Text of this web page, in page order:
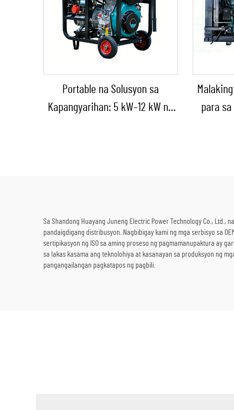
Portable na Solusyon sa
Kapangyarihan: 5 kW–12 kW na
para sa
Sa Shandong Huayang Juneng Electric Power Technology Co.,
pandaigdigang distribusyon. Nagbibigay kami ng mga serbisyo sa
sertipikasyon ng ISO sa aming proseso ng pagmamanupaktura ay
sa lakas kasama ang teknolohiya at kasanayan sa produksyon ng
pangangailangan pagkatapos ng pagbili.